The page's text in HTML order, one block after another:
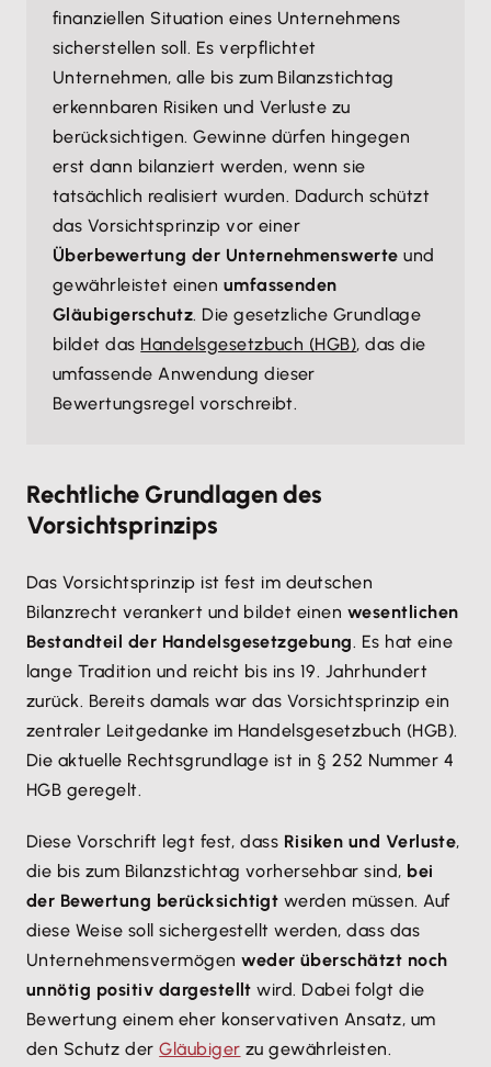
finanziellen Situation eines Unternehmens
sicherstellen soll. Es verpflichtet
Unternehmen, alle bis zum Bilanzstichtag
erkennbaren Risiken und Verluste zu
berücksichtigen. Gewinne dürfen hingegen
erst dann bilanziert werden, wenn sie
tatsächlich realisiert wurden. Dadurch schützt
das Vorsichtsprinzip vor einer
Überbewertung der Unternehmenswerte und
gewährleistet einen umfassenden
Gläubigerschutz. Die gesetzliche Grundlage
bildet das Handelsgesetzbuch (HGB), das die
umfassende Anwendung dieser
Bewertungsregel vorschreibt.
Rechtliche Grundlagen des
Vorsichtsprinzips
Das Vorsichtsprinzip ist fest im deutschen
Bilanzrecht verankert und bildet einen wesentlichen
Bestandteil der Handelsgesetzgebung. Es hat eine
lange Tradition und reicht bis ins 19. Jahrhundert
zurück. Bereits damals war das Vorsichtsprinzip ein
zentraler Leitgedanke im Handelsgesetzbuch (HGB).
Die aktuelle Rechtsgrundlage ist in § 252 Nummer 4
HGB geregelt.
Diese Vorschrift legt fest, dass Risiken und Verluste,
die bis zum Bilanzstichtag vorhersehbar sind, bei
der Bewertung berücksichtigt werden müssen. Auf
diese Weise soll sichergestellt werden, dass das
Unternehmensvermögen weder überschätzt noch
unnötig positiv dargestellt wird. Dabei folgt die
Bewertung einem eher konservativen Ansatz, um
den Schutz derGläubiger zu gewährleisten.